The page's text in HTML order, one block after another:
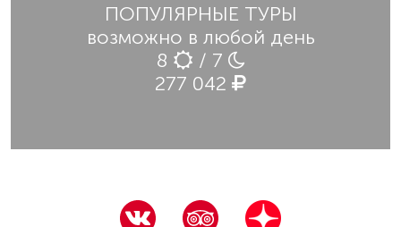
ПОПУЛЯРНЫЕ ТУРЫ
возможно в любой день
8
/ 7
277 042